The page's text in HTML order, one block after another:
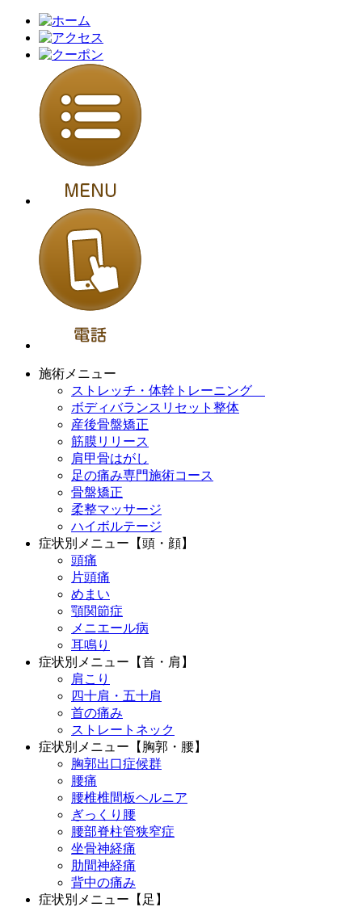
施術メニュー
ストレッチ・体幹トレーニング
ボディバランスリセット整体
産後骨盤矯正
筋膜リリース
肩甲骨はがし
足の痛み専門施術コース
骨盤矯正
柔整マッサージ
ハイボルテージ
症状別メニュー【頭・顔】
頭痛
片頭痛
めまい
顎関節症
メニエール病
耳鳴り
症状別メニュー【首・肩】
肩こり
四十肩・五十肩
首の痛み
ストレートネック
症状別メニュー【胸郭・腰】
胸郭出口症候群
腰痛
腰椎椎間板ヘルニア
ぎっくり腰
腰部脊柱管狭窄症
坐骨神経痛
肋間神経痛
背中の痛み
症状別メニュー【足】